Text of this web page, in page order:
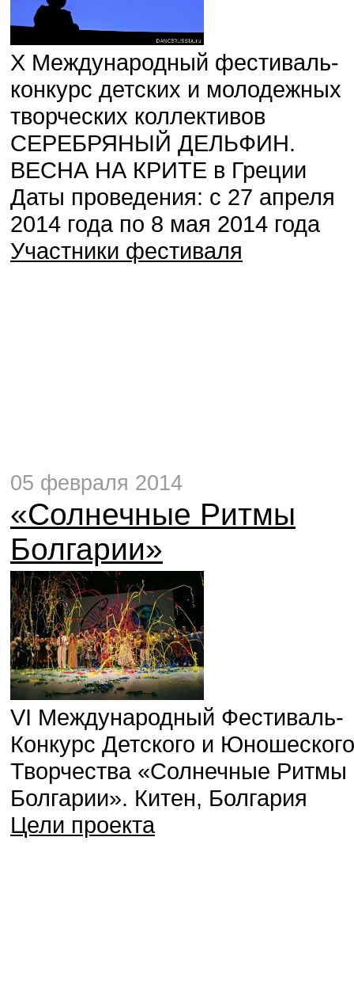
Х Международный фестиваль-
конкурс детских и молодежных
творческих коллективов
СЕРЕБРЯНЫЙ ДЕЛЬФИН.
ВЕСНА НА КРИТЕ в Греции
Даты проведения: с 27 апреля
2014 года по 8 мая 2014 года
Участники фестиваля
05 февраля 2014
«Солнечные Ритмы
Болгарии»
VI Международный Фестиваль-
Конкурс Детского и Юношеского
Творчества «Солнечные Ритмы
Болгарии». Китен, Болгария
Цели проекта